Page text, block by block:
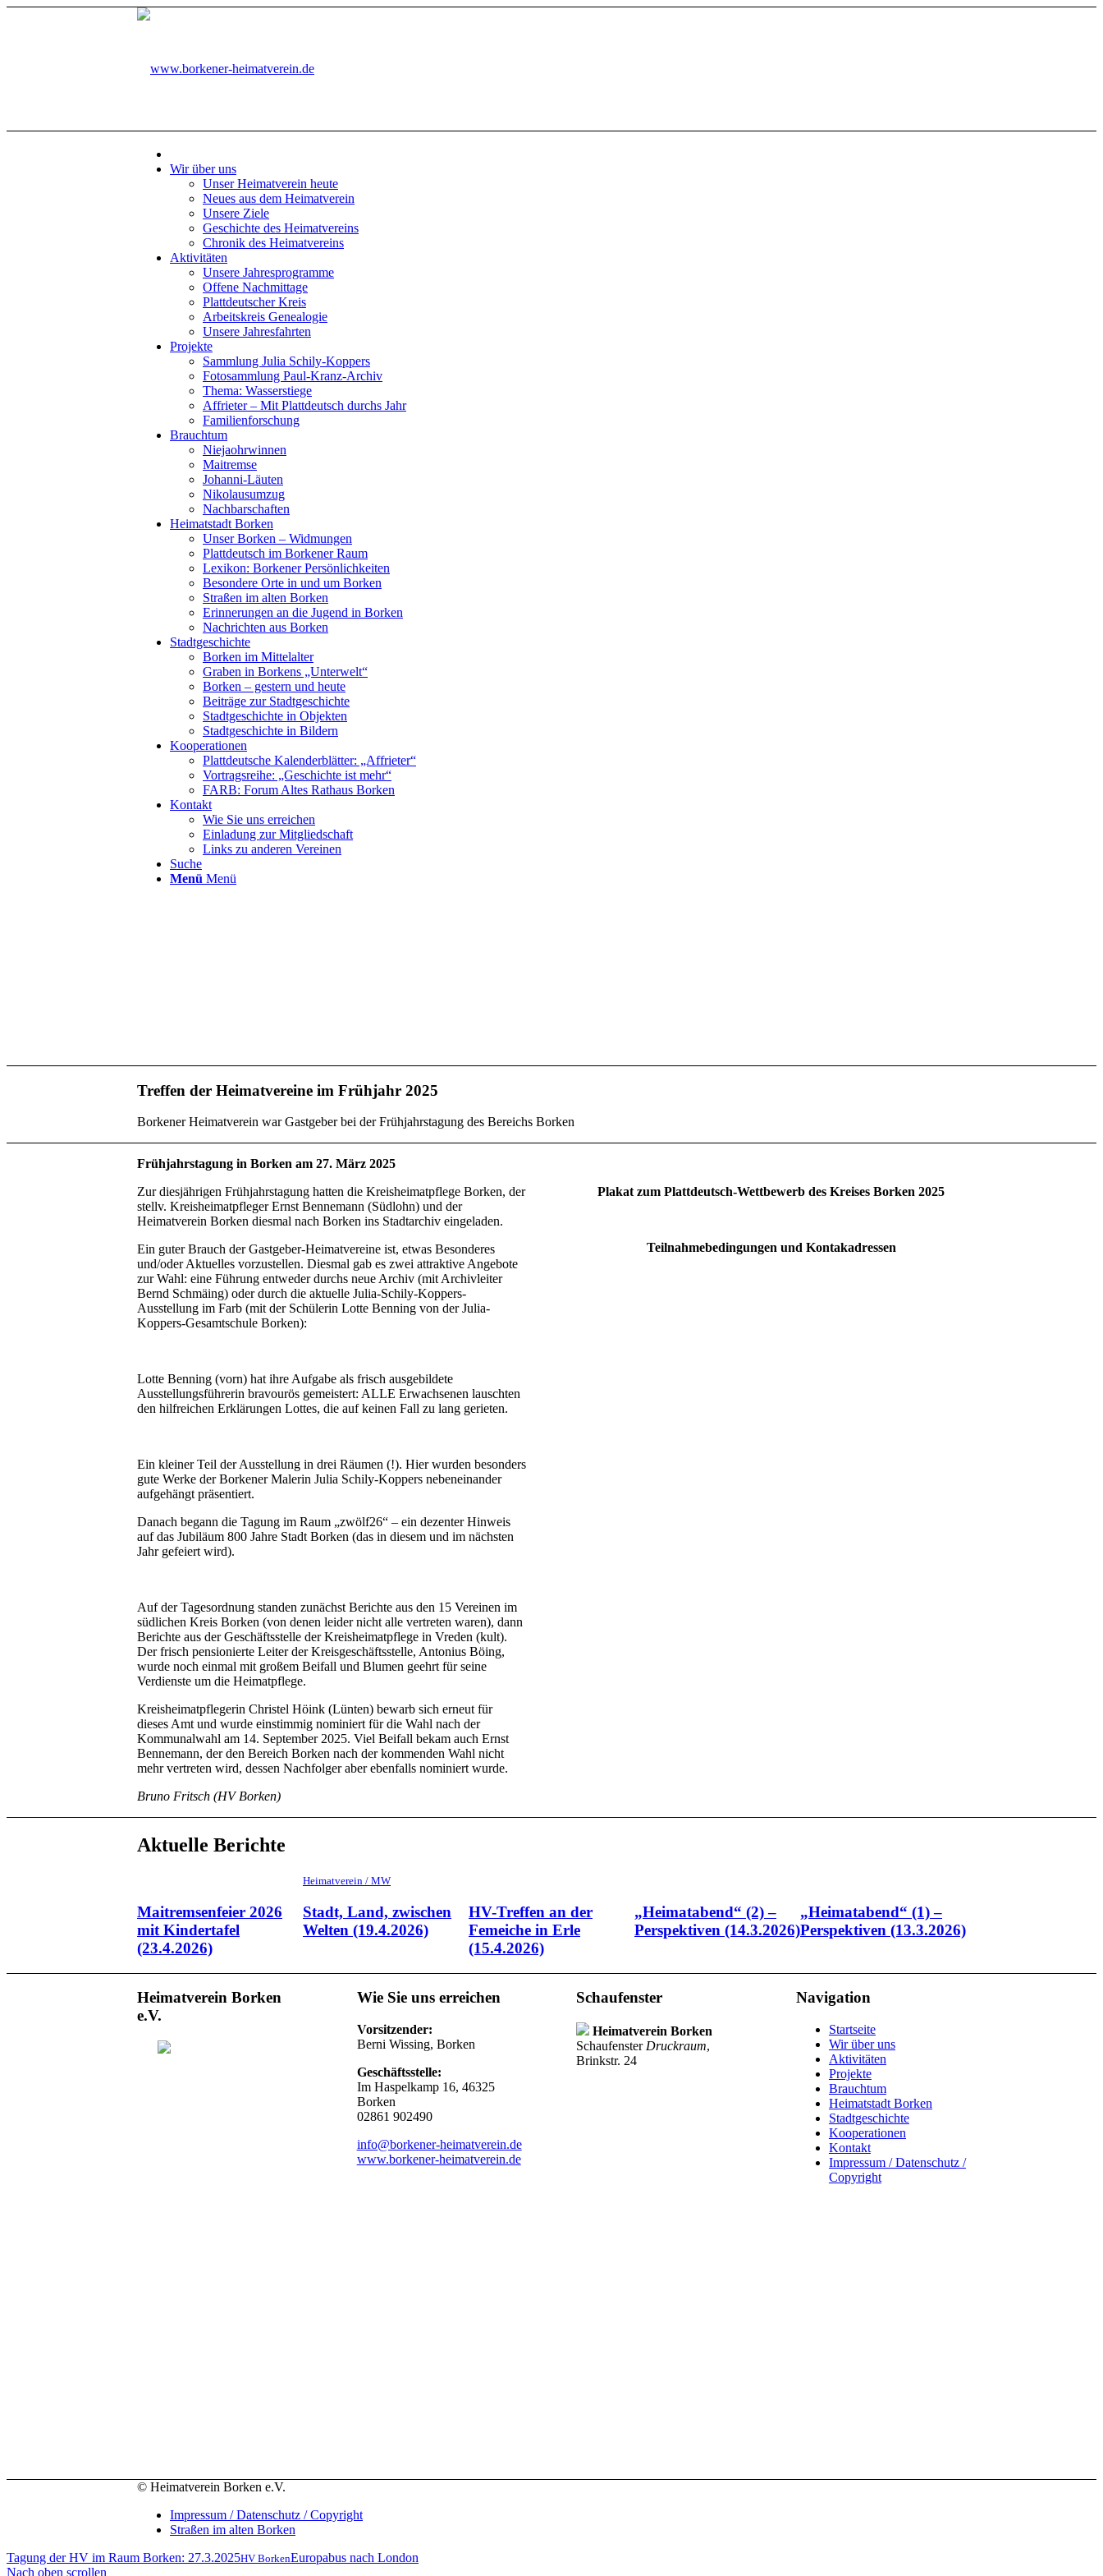
Wir über uns
Unser Heimatverein heute
Neues aus dem Heimatverein
Unsere Ziele
Geschichte des Heimatvereins
Chronik des Heimatvereins
Aktivitäten
Unsere Jahresprogramme
Offene Nachmittage
Plattdeutscher Kreis
Arbeitskreis Genealogie
Unsere Jahresfahrten
Projekte
Sammlung Julia Schily-Koppers
Fotosammlung Paul-Kranz-Archiv
Thema: Wasserstiege
Affrieter – Mit Plattdeutsch durchs Jahr
Familienforschung
Brauchtum
Niejaohrwinnen
Maitremse
Johanni-Läuten
Nikolausumzug
Nachbarschaften
Heimatstadt Borken
Unser Borken – Widmungen
Plattdeutsch im Borkener Raum
Lexikon: Borkener Persönlichkeiten
Besondere Orte in und um Borken
Straßen im alten Borken
Erinnerungen an die Jugend in Borken
Nachrichten aus Borken
Stadtgeschichte
Borken im Mittelalter
Graben in Borkens „Unterwelt“
Borken – gestern und heute
Beiträge zur Stadtgeschichte
Stadtgeschichte in Objekten
Stadtgeschichte in Bildern
Kooperationen
Plattdeutsche Kalenderblätter: „Affrieter“
Vortragsreihe: „Geschichte ist mehr“
FARB: Forum Altes Rathaus Borken
Kontakt
Wie Sie uns erreichen
Einladung zur Mitgliedschaft
Links zu anderen Vereinen
Suche
Menü Menü
Treffen der Heimatvereine im Frühjahr 2025
Borkener Heimatverein war Gastgeber bei der Frühjahrstagung des Bereichs Borken
Frühjahrstagung in Borken am 27. März 2025
Zur diesjährigen Frühjahrstagung hatten die Kreisheimatpflege Borken, der
stellv. Kreisheimatpfleger Ernst Bennemann (Südlohn) und der
Heimatverein Borken diesmal nach Borken ins Stadtarchiv eingeladen.
Ein guter Brauch der Gastgeber-Heimatvereine ist, etwas Besonderes
und/oder Aktuelles vorzustellen. Diesmal gab es zwei attraktive Angebote
zur Wahl: eine Führung entweder durchs neue Archiv (mit Archivleiter
Bernd Schmäing) oder durch die aktuelle Julia-Schily-Koppers-
Ausstellung im Farb (mit der Schülerin Lotte Benning von der Julia-
Koppers-Gesamtschule Borken):
Lotte Benning (vorn) hat ihre Aufgabe als frisch ausgebildete
Ausstellungsführerin bravourös gemeistert: ALLE Erwachsenen lauschten
den hilfreichen Erklärungen Lottes, die auf keinen Fall zu lang gerieten.
Ein kleiner Teil der Ausstellung in drei Räumen (!). Hier wurden besonders
gute Werke der Borkener Malerin Julia Schily-Koppers nebeneinander
aufgehängt präsentiert.
Danach begann die Tagung im Raum „zwölf26“ – ein dezenter Hinweis
auf das Jubiläum 800 Jahre Stadt Borken (das in diesem und im nächsten
Jahr gefeiert wird).
Auf der Tagesordnung standen zunächst Berichte aus den 15 Vereinen im
südlichen Kreis Borken (von denen leider nicht alle vertreten waren), dann
Berichte aus der Geschäftsstelle der Kreisheimatpflege in Vreden (kult).
Der frisch pensionierte Leiter der Kreisgeschäftsstelle, Antonius Böing,
wurde noch einmal mit großem Beifall und Blumen geehrt für seine
Verdienste um die Heimatpflege.
Kreisheimatpflegerin Christel Höink (Lünten) bewarb sich erneut für
dieses Amt und wurde einstimmig nominiert für die Wahl nach der
Kommunalwahl am 14. September 2025. Viel Beifall bekam auch Ernst
Bennemann, der den Bereich Borken nach der kommenden Wahl nicht
mehr vertreten wird, dessen Nachfolger aber ebenfalls nominiert wurde.
Bruno Fritsch (HV Borken)
Plakat zum Plattdeutsch-Wettbewerb des Kreises Borken 2025
Teilnahmebedingungen und Kontakadressen
Aktuelle Berichte
Maitremsenfeier 2026
mit Kindertafel
(23.4.2026)
Heimatverein / MW
Stadt, Land, zwischen
Welten (19.4.2026)
HV-Treffen an der
Femeiche in Erle
(15.4.2026)
„Heimatabend“ (2) –
Perspektiven (14.3.2026)
„Heimatabend“ (1) –
Perspektiven (13.3.2026)
Heimatverein Borken
e.V.
Wie Sie uns erreichen
Vorsitzender:
Berni Wissing, Borken
Geschäftsstelle:
Im Haspelkamp 16, 46325
Borken
02861 902490
info@borkener-heimatverein.de
www.borkener-heimatverein.de
Schaufenster
Heimatverein Borken
Schaufenster Druckraum,
Brinkstr. 24
Navigation
Startseite
Wir über uns
Aktivitäten
Projekte
Brauchtum
Heimatstadt Borken
Stadtgeschichte
Kooperationen
Kontakt
Impressum / Datenschutz /
Copyright
© Heimatverein Borken e.V.
Impressum / Datenschutz / Copyright
Straßen im alten Borken
Tagung der HV im Raum Borken: 27.3.2025HV BorkenEuropabus nach London
Nach oben scrollen